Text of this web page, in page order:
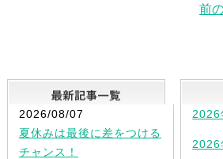
前
最新記
2026/08/07
夏休みは最後に差をつける
チャンス！
2026
2026